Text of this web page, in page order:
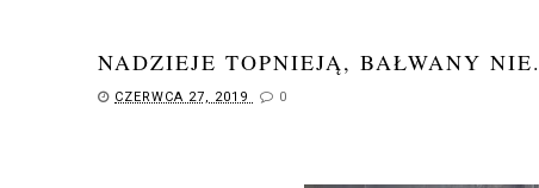
NADZIEJE TOPNIEJĄ, BAŁWANY
CZERWCA 27, 2019 0